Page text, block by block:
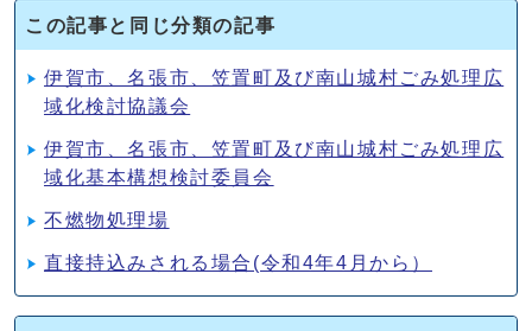
この記事と同じ分類の記事
伊賀市、名張市、笠置町及び南山城村ごみ処理広
域化検討協議会
伊賀市、名張市、笠置町及び南山城村ごみ処理広
域化基本構想検討委員会
不燃物処理場
直接持込みされる場合(令和4年4月から）